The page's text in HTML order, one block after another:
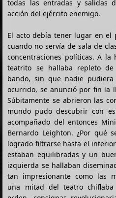
todas las entradas y salidas
acción del ejército enemigo.
El acto debía tener lugar en el
cuando no servía de sala de
concentraciones políticas. A
teatrito se hallaba repleto
bando, sin que nadie
ocurrido, se anunció por fin la
Súbitamente se abrieron las
mundo pudo descubrir con
acompañado del entonces
Bernardo Leighton. ¿Por qué
logrado filtrarse hasta el
estaban equilibradas y un
izquierda se hallaban
tan impresionante como las
una mitad del teatro